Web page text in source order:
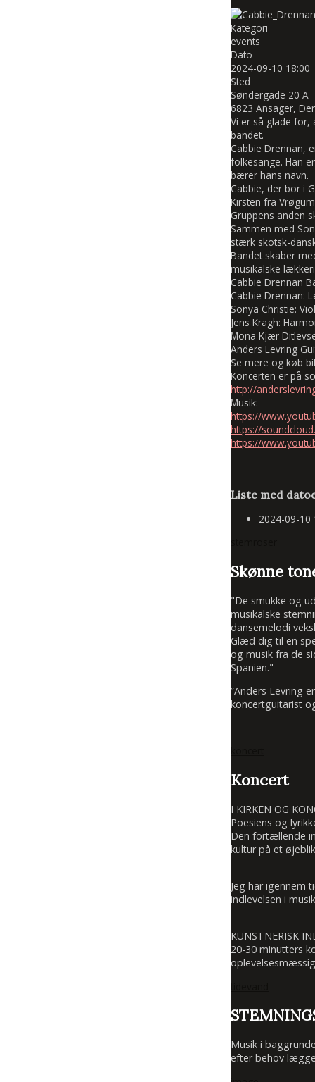
Kategori
events
Dato
2024-09-10 18:00
Sted
Søndergade 20 A
6823 Ansager,
Vi er så glade for,
bandet.
Cabbie Drennan,
folkesange. Han
bærer hans navn.
Cabbie, der bor i
Kirsten fra
Gruppens anden
Sammen med
stærk skotsk-
Bandet skaber
musikalske
Cabbie Drennan
Cabbie Drennan:
Sonya Christie:
Jens Kragh:
Mona Kjær
Anders Levring
Se mere og køb
Koncerten er på
http://
Musik:
https://
https://
https://
Liste med
2024-09-10
Skønne
"De smukke og
musikalske
dansemelodi
Glæd dig til en
og musik fra de
Spanien."
”Anders Levring
koncertguitarist
Koncert
I KIRKEN OG
Poesiens og
Den fortællende
kultur på et
Jeg har
indlevelsen i
KUNSTNERISK
20-30 minutters
Musik i
efter behov